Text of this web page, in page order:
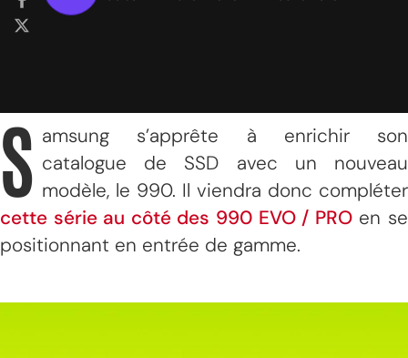
S amsung s’apprête à enrichir son
catalogue de SSD avec un nouveau
modèle, le 990. Il viendra donc compléter
cette série au côté des 990 EVO / PROen se
positionnant en entrée de gamme.